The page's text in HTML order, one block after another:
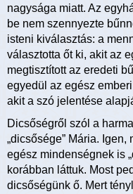
nagysága miatt. Az
be nem szennyezte
isteni kiválasztás: a
választotta őt ki, akit az
megtisztított az eredeti
egyedül az egész
akit a szó jelentése
Dicsőségről szól a
„dicsősége” Mária. Igen,
egész mindenségnek is
korábban láttuk. Most
dicsőségünk ő. Mert